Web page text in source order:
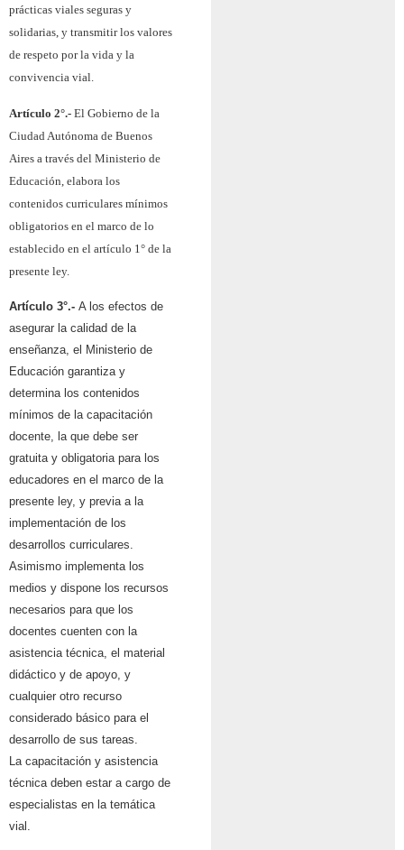
prácticas viales seguras y
solidarias, y transmitir los valores
de respeto por la vida y la
convivencia vial.
Artículo 2°.- El Gobierno de la
Ciudad Autónoma de Buenos
Aires a través del Ministerio de
Educación, elabora los
contenidos curriculares mínimos
obligatorios en el marco de lo
establecido en el artículo 1° de la
presente ley.
Artículo 3°.- A los efectos de
asegurar la calidad de la
enseñanza, el Ministerio de
Educación garantiza y
determina los contenidos
mínimos de la capacitación
docente, la que debe ser
gratuita y obligatoria para los
educadores en el marco de la
presente ley, y previa a la
implementación de los
desarrollos curriculares.
Asimismo implementa los
medios y dispone los recursos
necesarios para que los
docentes cuenten con la
asistencia técnica, el material
didáctico y de apoyo, y
cualquier otro recurso
considerado básico para el
desarrollo de sus tareas.
La capacitación y asistencia
técnica deben estar a cargo de
especialistas en la temática
vial.